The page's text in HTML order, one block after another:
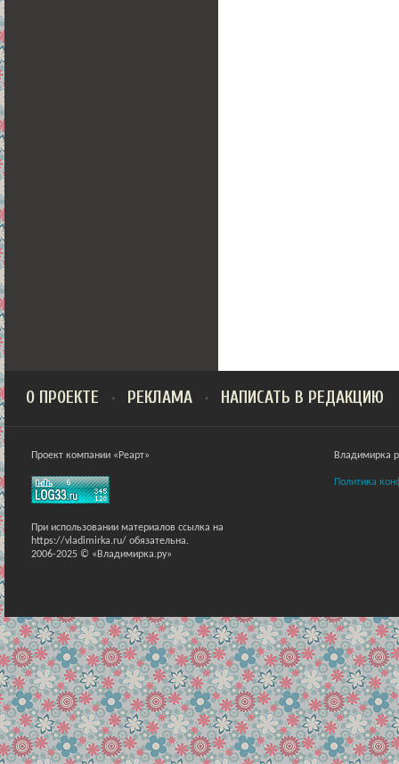
О ПРОЕКТЕ РЕКЛАМА НАПИСАТЬ В РЕДАКЦИЮ
Проект компании «Реарт»
При использовании материалов ссылка на
https://vladimirka.ru/ обязательна.
2006-2025 © «Владимирка.ру»
Владимирка
Политика